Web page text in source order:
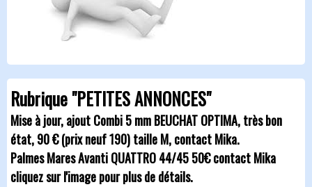
Rubrique "PETITES ANNONCES"
Mise à jour, ajout Combi 5 mm BEUCHAT OPTIMA, très bon
état, 90 € (prix neuf 190) taille M, contact Mika.
Palmes Mares Avanti QUATTRO 44/45 50€ contact Mika
cliquez sur l'image pour plus de détails.